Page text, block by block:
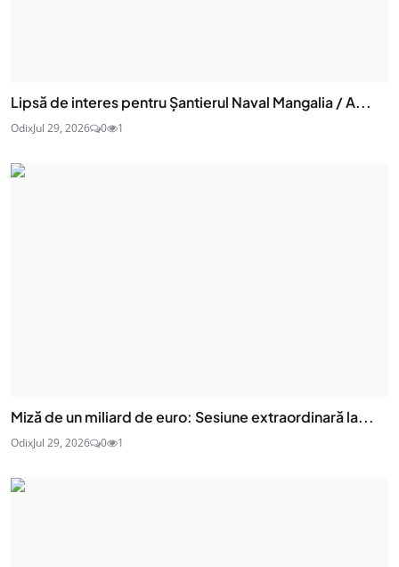
Lipsă de interes pentru Șantierul Naval Mangalia / A...
OdixJul 29, 2026 0 1
Miză de un miliard de euro: Sesiune extraordinară la...
OdixJul 29, 2026 0 1